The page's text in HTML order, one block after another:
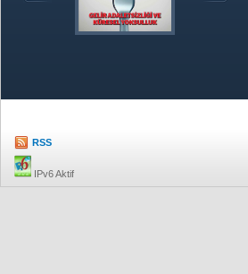
RSS
IPv6 Aktif